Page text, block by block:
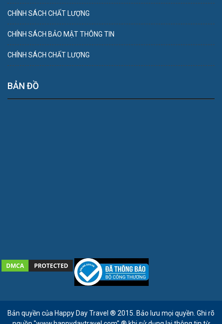
CHÍNH SÁCH CHẤT LƯỢNG
CHÍNH SÁCH BẢO MẬT THÔNG TIN
CHÍNH SÁCH CHẤT LƯỢNG
BẢN ĐỒ
Bản quyền của Happy Day Travel ® 2015. Bảo lưu mọi quyền. Ghi rõ